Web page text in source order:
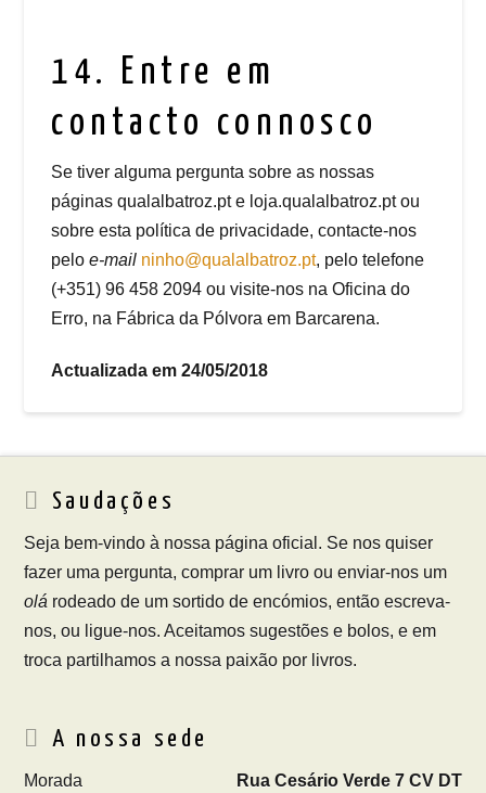
14. Entre em
contacto connosco
Se tiver alguma pergunta sobre as nossas
páginas qualalbatroz.pt e loja.qualalbatroz.pt ou
sobre esta política de privacidade, contacte-nos
peloe-mail ninho@qualalbatroz.pt, pelo telefone
(+351) 96 458 2094 ou visite-nos na Oficina do
Erro, na Fábrica da Pólvora em Barcarena.
Actualizada em 24/05/2018
Saudações
Seja bem-vindo à nossa página oficial. Se nos quiser
fazer uma pergunta, comprar um livro ou enviar-nos um
olá rodeado de um sortido de encómios, então escreva-
nos, ou ligue-nos. Aceitamos sugestões e bolos, e em
troca partilhamos a nossa paixão por livros.
A nossa sede
Morada
Rua Cesário Verde 7 CV DT